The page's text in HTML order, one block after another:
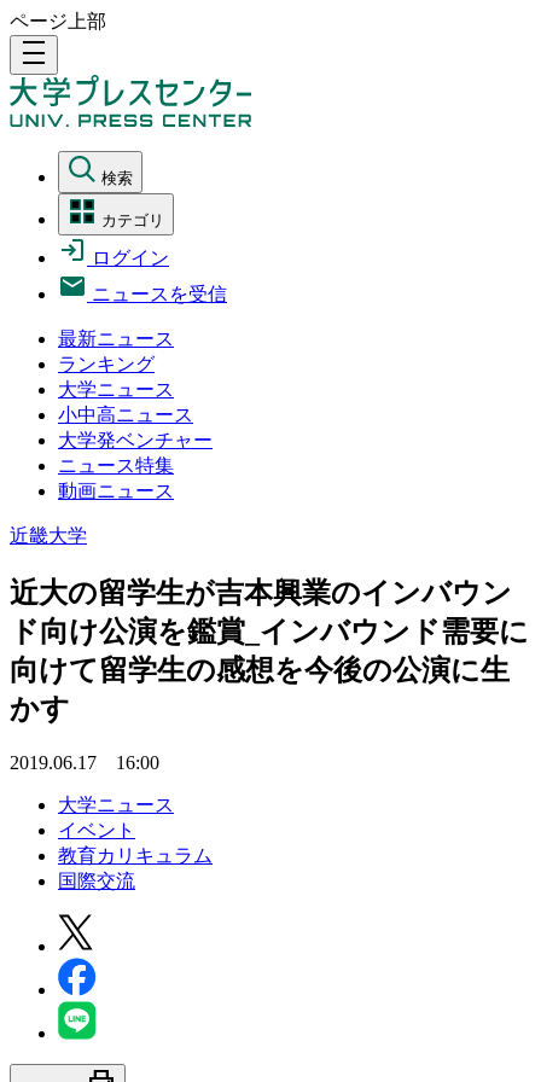
ページ上部
density_medium
検索
カテゴリ
ログイン
ニュースを受信
最新ニュース
ランキング
大学ニュース
小中高ニュース
大学発ベンチャー
ニュース特集
動画ニュース
近畿大学
近大の留学生が吉本興業のインバウン
ド向け公演を鑑賞_インバウンド需要に
向けて留学生の感想を今後の公演に生
かす
2019.06.17 16:00
大学ニュース
イベント
教育カリキュラム
国際交流